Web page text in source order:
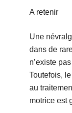
A retenir
Une
dans de
n’existe
Toutefois,
au
motrice est